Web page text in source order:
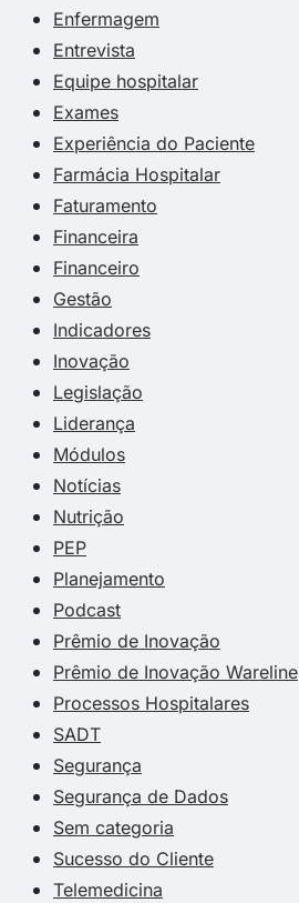
Enfermagem
Entrevista
Equipe hospitalar
Exames
Experiência do Paciente
Farmácia Hospitalar
Faturamento
Financeira
Financeiro
Gestão
Indicadores
Inovação
Legislação
Liderança
Módulos
Notícias
Nutrição
PEP
Planejamento
Podcast
Prêmio de Inovação
Prêmio de Inovação Wareline
Processos Hospitalares
SADT
Segurança
Segurança de Dados
Sem categoria
Sucesso do Cliente
Telemedicina